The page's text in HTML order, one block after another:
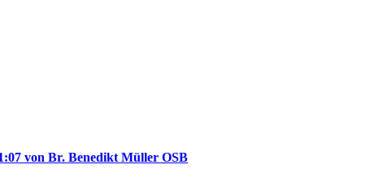
von Br. Benedikt Müller OSB